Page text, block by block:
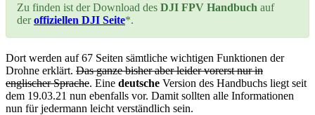
Zu finden ist der Download des DJI FPV Handbuch auf
deroffiziellen DJI Seite*.
Dort werden auf 67 Seiten sämtliche wichtigen Funktionen der
Drohne erklärt. Das ganze bisher aber leider vorerst nur in
englischer Sprache. Eine deutsche Version des Handbuchs liegt seit
dem 19.03.21 nun ebenfalls vor. Damit sollten alle Informationen
nun für jedermann leicht verständlich sein.